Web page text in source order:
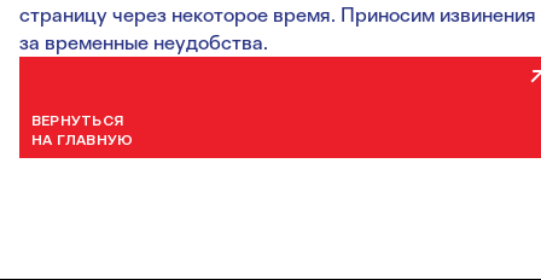
страницу через некоторое время. Приносим извинения
за временные неудобства.
ВЕРНУТЬСЯ
НА ГЛАВНУЮ